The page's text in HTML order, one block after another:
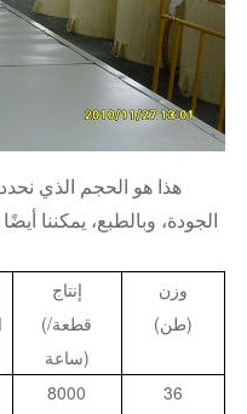
هذا هو الحجم الذي
الجودة، وبالطبع، يمكننا
إنتاج
(قطعة/
ساعة)
وزن
(طن)
8000 36